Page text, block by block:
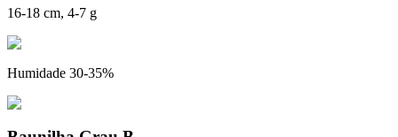
16-18 cm, 4-7 g
Humidade 30-35%